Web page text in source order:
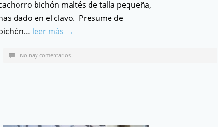
bichón maltés de talla pequeña,
dado en el clavo. Presume de
leer más →
No hay comentarios